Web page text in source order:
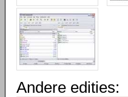
Andere edities: